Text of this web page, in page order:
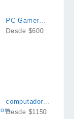
PC Gamer
AMD Ryzen
Desde $600
computadora
intel i7 rtx
Desde $1150